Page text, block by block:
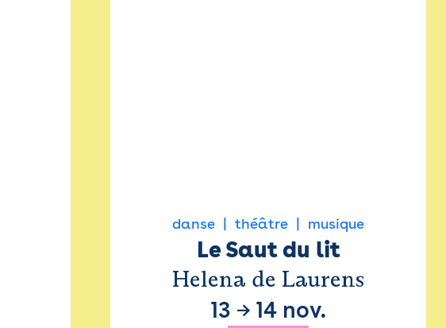
danse théâtre musique
Le Saut du lit
Helena de Laurens
13 → 14 nov.